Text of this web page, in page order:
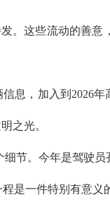
。这些流动的善意
息，加入到2026
之光。
节。今年是驾驶员
是一件特别有意义